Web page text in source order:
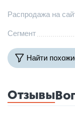
Распродажа на
Сегмент
Найти
Отзывы